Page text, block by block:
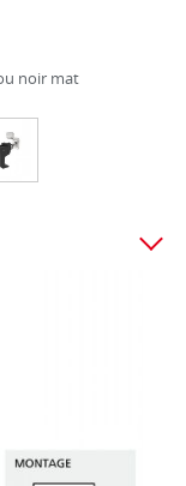
noir mat